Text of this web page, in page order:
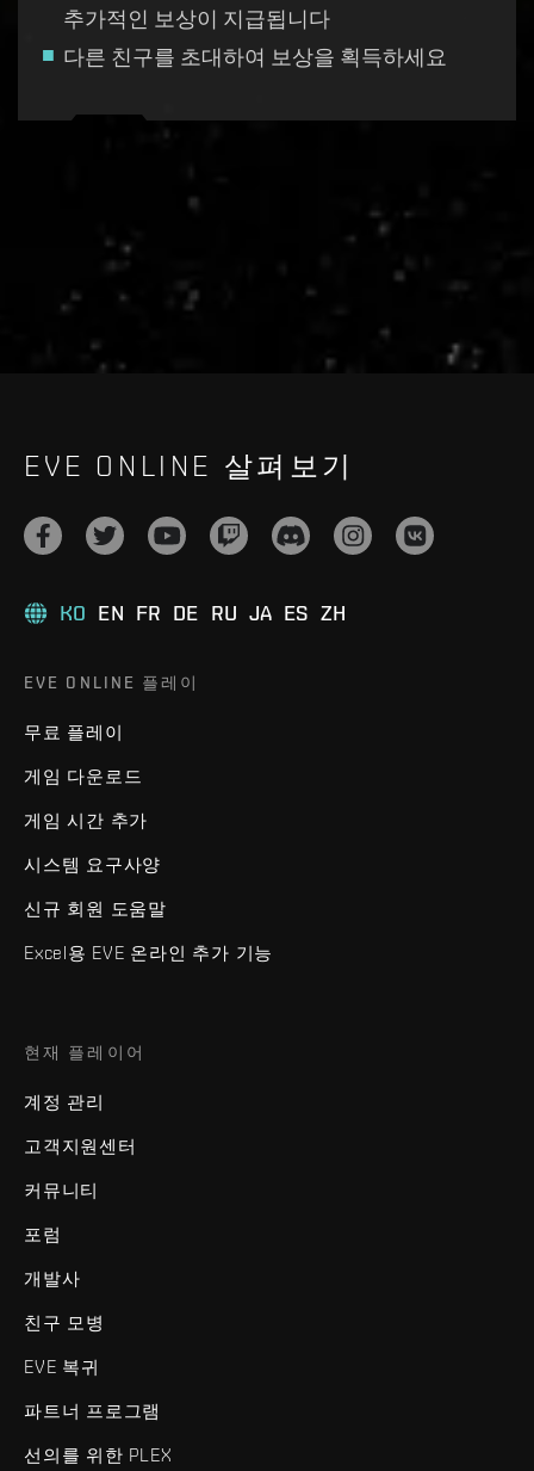
추가적인 보상이 지급됩니다
다른 친구를 초대하여 보상을 획득하세요
live.evetech.net/api/v1
EVE ONLINE 살펴보기
KO EN FR DE RU JA ES ZH
EVE ONLINE 플레이
무료 플레이
게임 다운로드
게임 시간 추가
시스템 요구사양
신규 회원 도움말
Excel용 EVE 온라인 추가 기능
현재 플레이어
계정 관리
고객지원센터
커뮤니티
포럼
개발사
친구 모병
EVE 복귀
파트너 프로그램
선의를 위한 PLEX